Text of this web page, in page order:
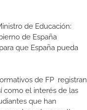
de Educación:
de España
que España pueda
de FP registran
como el interés de las
que han